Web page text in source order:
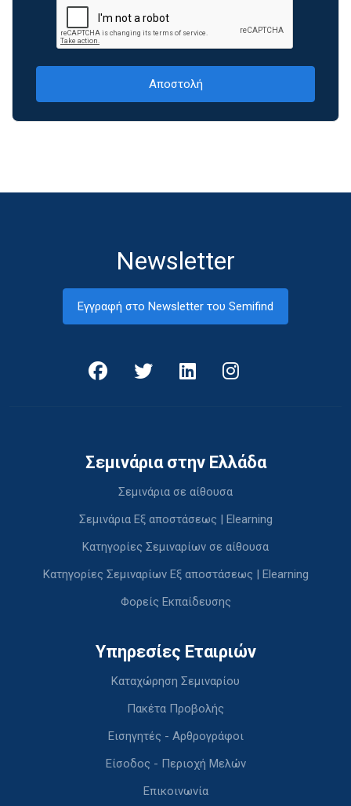
Newsletter
Εγγραφή στο Newsletter του Semifind
Σεμινάρια στην Ελλάδα
Σεμινάρια σε αίθουσα
Σεμινάρια Εξ αποστάσεως | Elearning
Κατηγορίες Σεμιναρίων σε αίθουσα
Κατηγορίες Σεμιναρίων Εξ αποστάσεως | Elearning
Φορείς Εκπαίδευσης
Υπηρεσίες Εταιριών
Καταχώρηση Σεμιναρίου
Πακέτα Προβολής
Εισηγητές - Αρθρογράφοι
Είσοδος - Περιοχή Μελών
Επικοινωνία